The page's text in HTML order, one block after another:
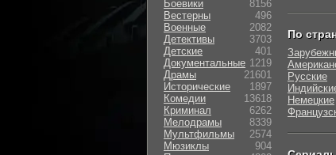
Боевики
8156
Вестерны
496
Военные
2082
Детективы
3703
Детские
401
Документальные 1219
Драмы
21601
Исторические
1897
Комедии
13618
Криминал
6262
Мелодрамы
8339
Мультфильмы
2574
Мюзиклы
904
По
Русские
Немецкие